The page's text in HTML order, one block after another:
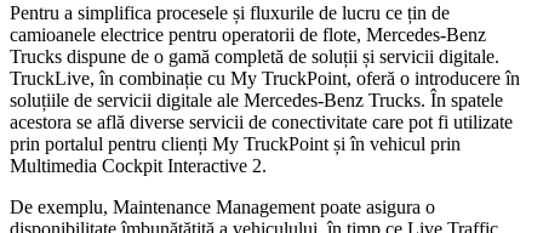
Pentru a simplifica procesele și fluxurile de lucru ce țin de
camioanele electrice pentru operatorii de flote, Mercedes-Benz
Trucks dispune de o gamă completă de soluții și servicii digitale.
TruckLive, în combinație cu My TruckPoint, oferă o introducere în
soluțiile de servicii digitale ale Mercedes-Benz Trucks. În spatele
acestora se află diverse servicii de conectivitate care pot fi utilizate
prin portalul pentru clienți My TruckPoint și în vehicul prin
Multimedia Cockpit Interactive 2.
De exemplu, Maintenance Management poate asigura o